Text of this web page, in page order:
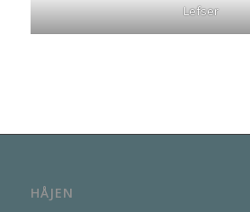
Lefser
HÅJEN